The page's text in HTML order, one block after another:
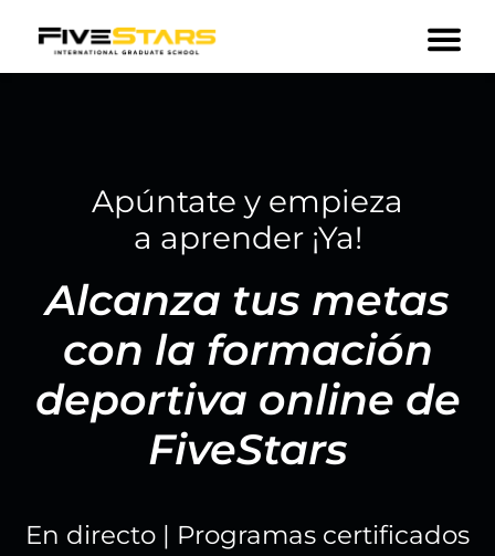
Apúntate y empieza
a aprender ¡Ya!
Alcanza tus metas
con la formación
deportiva online de
FiveStars
En directo | Programas certificados